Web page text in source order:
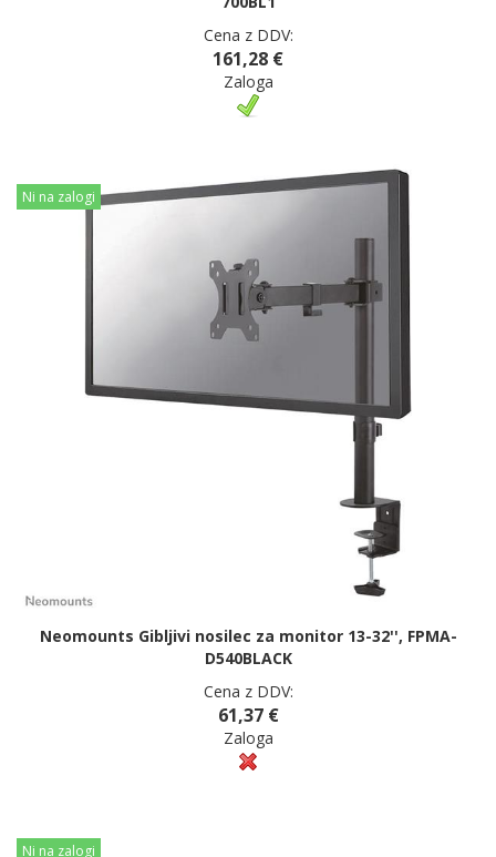
Cena z DDV:
161,28 €
Zaloga
Ni na zalogi
Neomounts Gibljivi nosilec za monitor 13-32'', FPMA-
D540BLACK
Cena z DDV:
61,37 €
Zaloga
Ni na zalogi